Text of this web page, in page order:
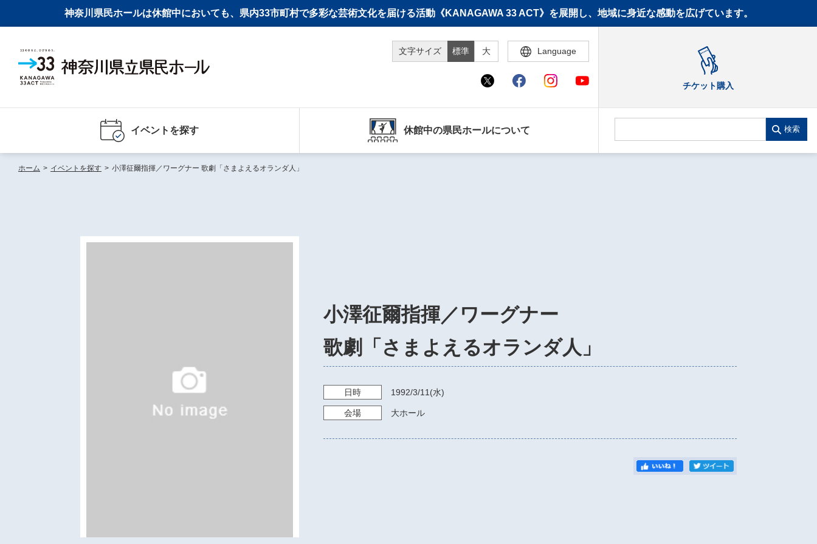
神奈川県民ホールは休館中においても、県内33市町村で多彩な芸術文化を届ける活動《KANAGAWA 33 ACT》を展開し、地域に身近な感動を広げています。
文字サイズ 標準 大 Language
チケット購入
イベントを探す 休館中の県民ホールについて 検索
ホーム > イベントを探す > 小澤征爾指揮／ワーグナー 歌劇「さまよえるオランダ人」
小澤征爾指揮／ワーグナー
歌劇「さまよえるオランダ人」
日時 1992/3/11 (水)
会場 大ホール